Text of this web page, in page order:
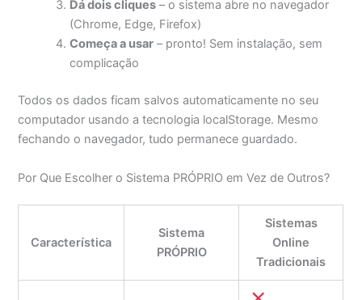
Dá dois cliques – o sistema abre no navegador
(Chrome, Edge, Firefox)
Começa a usar – pronto! Sem instalação, sem
complicação
Todos os dados ficam salvos automaticamente no seu
computador usando a tecnologia localStorage. Mesmo
fechando o navegador, tudo permanece guardado.
Por Que Escolher o Sistema PRÓPRIO em Vez de Outros?
Característica
Sistema
PRÓPRIO
Sistemas
Online
Tradicionais